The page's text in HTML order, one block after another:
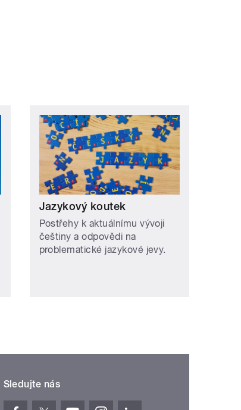
Jazykový koutek
Postřehy k aktuálnímu vývoji
češtiny a odpovědi na
problematické jazykové jevy.
Sledujte nás